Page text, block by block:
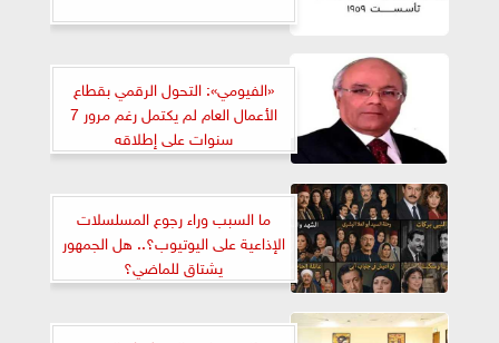
«الفيومي»: التحول الرقمي بقطاع
الأعمال العام لم يكتمل رغم مرور 7
سنوات على إطلاقه
ما السبب وراء رجوع المسلسلات
الإذاعية على اليوتيوب؟.. هل الجمهور
يشتاق للماضي؟